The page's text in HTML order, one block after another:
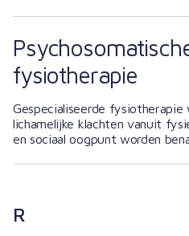
fysiotherapie
Gespecialiseerde fysiotherapie
lichamelijke klachten vanuit
en sociaal oogpunt worden
R